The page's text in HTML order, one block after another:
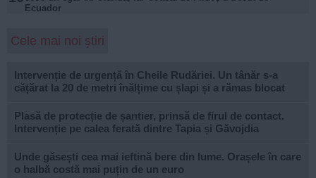
Ecuador
Cele mai noi știri
Intervenție de urgență în Cheile Rudăriei. Un tânăr s-a
cățărat la 20 de metri înălțime cu șlapi și a rămas blocat
Plasă de protecție de șantier, prinsă de firul de contact.
Intervenție pe calea ferată dintre Tapia și Găvojdia
Unde găsești cea mai ieftină bere din lume. Orașele în care
o halbă costă mai puțin de un euro